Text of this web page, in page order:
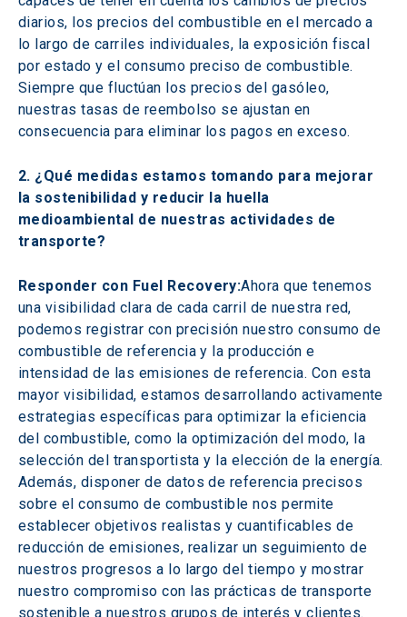
diarios, los precios del combustible en el mercado a
lo largo de carriles individuales, la exposición fiscal
por estado y el consumo preciso de combustible.
Siempre que fluctúan los precios del gasóleo,
nuestras tasas de reembolso se ajustan en
consecuencia para eliminar los pagos en exceso.
2. ¿Qué medidas estamos tomando para mejorar
la sostenibilidad y reducir la huella
medioambiental de nuestras actividades de
transporte?
Responder con Fuel Recovery:Ahora que tenemos
una visibilidad clara de cada carril de nuestra red,
podemos registrar con precisión nuestro consumo de
combustible de referencia y la producción e
intensidad de las emisiones de referencia. Con esta
mayor visibilidad, estamos desarrollando activamente
estrategias específicas para optimizar la eficiencia
del combustible, como la optimización del modo, la
selección del transportista y la elección de la energía.
Además, disponer de datos de referencia precisos
sobre el consumo de combustible nos permite
establecer objetivos realistas y cuantificables de
reducción de emisiones, realizar un seguimiento de
nuestros progresos a lo largo del tiempo y mostrar
nuestro compromiso con las prácticas de transporte
sostenible a nuestros grupos de interés y clientes.